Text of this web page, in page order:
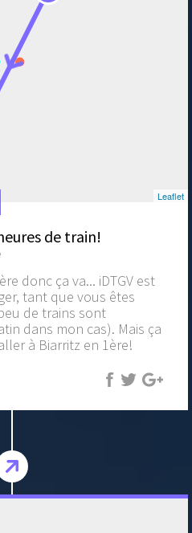
Leaflet
de train!
donc ça va... iDTGV est
tant que vous êtes
de trains sont
dans mon cas). Mais ça
à Biarritz en 1ère!